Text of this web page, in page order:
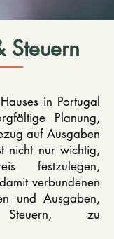
Steuern
in Portugal
Planung,
auf Ausgaben
nicht nur wichtig,
festzulegen,
verbundenen
und Ausgaben,
Steuern, zu